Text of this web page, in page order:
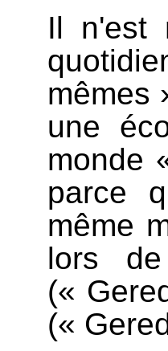
Il n'est
mêmes
une
monde
parce
même
lors
(«
(«